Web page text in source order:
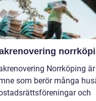
Norrköping
som berör många
och